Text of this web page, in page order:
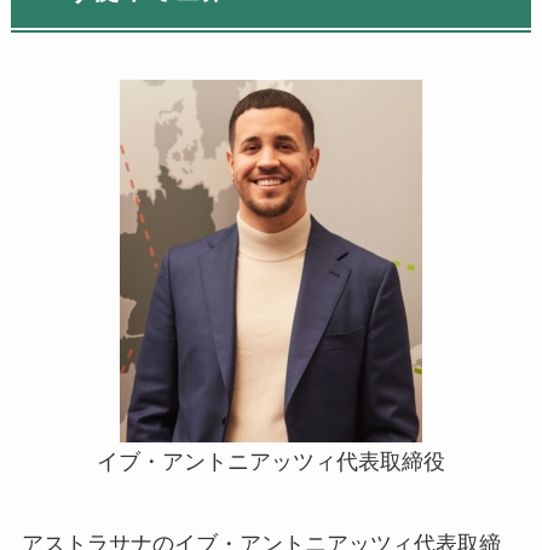
イブ・アントニアッツィ代表取締役
アストラサナのイブ・アントニアッツィ代表取締